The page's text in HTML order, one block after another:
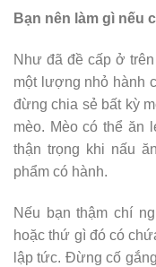
Bạn nên làm gì nếu
Như đã đề cấp ở
một lượng nhỏ hành
đừng chia sẻ bất kỳ
mèo. Mèo có thể ăn
thận trọng khi nấu
phẩm có hành.
Nếu bạn thậm chí
hoặc thứ gì đó có
lập tức. Đừng cố